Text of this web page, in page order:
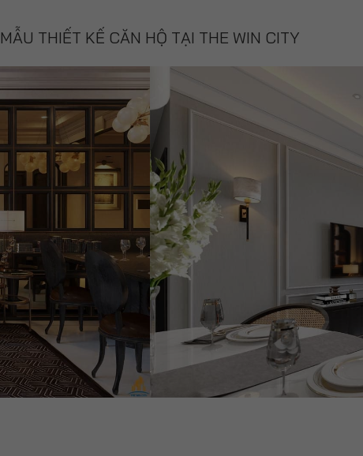
MẪU THIẾT KẾ CĂN HỘ TẠI THE WIN CITY